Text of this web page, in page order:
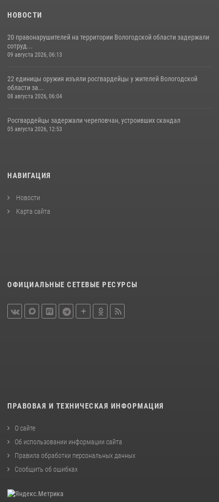
НОВОСТИ
20 правонарушителей на территории Вологодской области задержали
сотруд...
09 августа 2026, 06:13
22 единицы оружия изъяли росгвардейцы у жителей Вологодской
области за...
08 августа 2026, 06:04
Росгвардейцы задержали череповчан, устроивших скандал
05 августа 2026, 12:53
НАВИГАЦИЯ
Новости
Карта сайта
ОФИЦИАЛЬНЫЕ СЕТЕВЫЕ РЕСУРСЫ
ПРАВОВАЯ И ТЕХНИЧЕСКАЯ ИНФОРМАЦИЯ
О сайте
Об использовании информации сайта
Правила обработки персональных данных
Сообщить об ошибках